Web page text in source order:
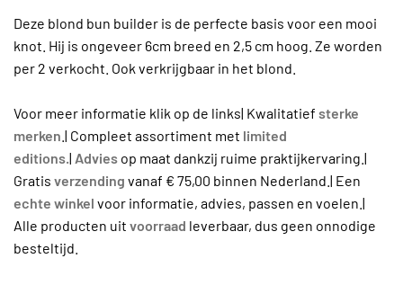
Deze blond bun builder is de perfecte basis voor een mooi
knot. Hij is ongeveer 6cm breed en 2,5 cm hoog. Ze worden
per 2 verkocht. Ook verkrijgbaar in het blond.
Voor meer informatie klik op de links| Kwalitatief sterke
merken .| Compleet assortiment met limited
editions.| Advies op maat dankzij ruime praktijkervaring.|
Gratis verzending vanaf € 75,00 binnen Nederland.| Een
echte winkel voor informatie, advies, passen en voelen.|
Alle producten uit voorraad leverbaar, dus geen onnodige
besteltijd.